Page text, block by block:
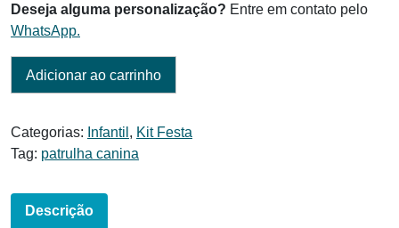
Deseja alguma personalização? Entre em contato pelo
WhatsApp.
Adicionar ao carrinho
Categorias: Infantil , Kit Festa
Tag: patrulha canina
Descrição